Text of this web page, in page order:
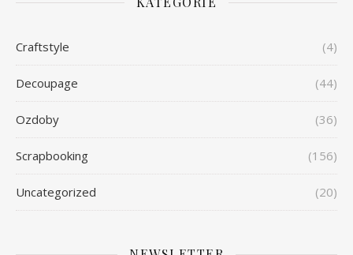
Craftstyle (4)
Decoupage (44)
Ozdoby (36)
Scrapbooking (156)
Uncategorized (20)